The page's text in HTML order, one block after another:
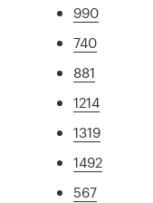
990
740
881
1214
1319
1492
567